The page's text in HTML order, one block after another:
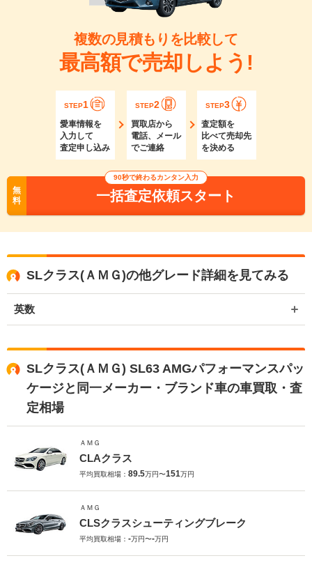
複数の見積もりを比較して
最高額で売却しよう!
STEP1
愛車情報を
入力して
査定申し込み
STEP2
買取店から
電話、メール
でご連絡
STEP3
査定額を
比べて売却先
を決める
無
料
90秒で終わるカンタン入力
一括査定依頼スタート
SLクラス(ＡＭＧ)の他グレード詳細を見てみる
英数
SLクラス(ＡＭＧ) SL63 AMGパフォーマンスパッ
ケージと同一メーカー・ブランド車の車買取・査
定相場
ＡＭＧ
CLAクラス
平均買取相場： 89.5万円〜151万円
ＡＭＧ
CLSクラスシューティングブレーク
平均買取相場： -万円〜-万円